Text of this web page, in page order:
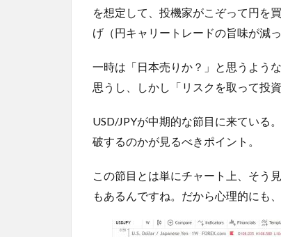
を想定して、投機家がこぞって円を
げ（円キャリートレードの旨味が減っ
一時は「日本売りか？」と思うよう
思うし、しかし「リスクを取って投
USD/JPYが中期的な節目に来ている
破するのかが見るべきポイント。
この節目とは単にチャート上、そう
もあるんですね。だから心理的にも